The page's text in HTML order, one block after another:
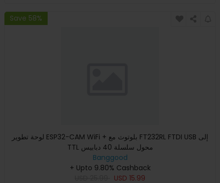
Save 58%
لوحة تطوير ESP32-CAM WiFi + بلوتوث مع FT232RL FTDI USB إلى
TTL محول سلسلة 40 دبابيس
Banggood
+ Upto 9.80% Cashback
USD 15.99